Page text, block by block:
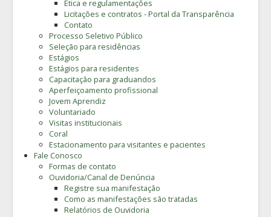
Ética e regulamentações
Licitações e contratos - Portal da Transparência
Contato
Processo Seletivo Público
Seleção para residências
Estágios
Estágios para residentes
Capacitação para graduandos
Aperfeiçoamento profissional
Jovem Aprendiz
Voluntariado
Visitas institucionais
Coral
Estacionamento para visitantes e pacientes
Fale Conosco
Formas de contato
Ouvidoria/Canal de Denúncia
Registre sua manifestação
Como as manifestações são tratadas
Relatórios de Ouvidoria